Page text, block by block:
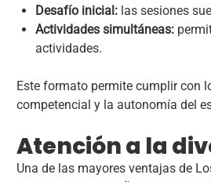
Desafío inicial: las sesiones
Actividades simultáneas:
actividades.
Este formato permite cumplir con
competencial y la autonomía del
Atención a la
Una de las mayores ventajas de